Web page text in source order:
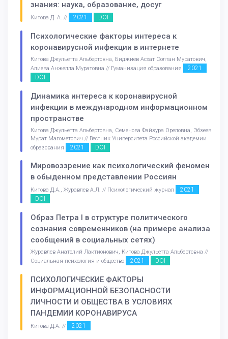
знания: наука, образование, досуг
Китова Д. А. // 2021 DOI
Психологические факторы интереса к
коронавирусной инфекции в интернете
Китова Джульетта Альбертовна, Биджиев Асхат Солтан Муратович,
Алиева Анжелла Муратовна // Гуманизация образования
2021
DOI
Динамика интереса к коронавирусной
инфекции в международном информационном
пространстве
Китова Джульетта Альбертовна, Семенова Файзура Ореловна, Эбзеев
Мурат Магометович // Вестник Университета Российской академии
образования
2021 DOI
Мировоззрение как психологический феномен
в обыденном представлении Россиян
Китова Д.А., Журавлев А.Л. // Психологический журнал
2021
DOI
Образ Петра I в структуре политического
сознания современников (на примере анализа
сообщений в социальных сетях)
Журавлев Анатолий Лактионович, Китова Джульетта Альбертовна //
Социальная психология и общество
2021 DOI
ПСИХОЛОГИЧЕСКИЕ ФАКТОРЫ
ИНФОРМАЦИОННОЙ БЕЗОПАСНОСТИ
ЛИЧНОСТИ И ОБЩЕСТВА В УСЛОВИЯХ
ПАНДЕМИИ КОРОНАВИРУСА
Китова Д.А. // 2021